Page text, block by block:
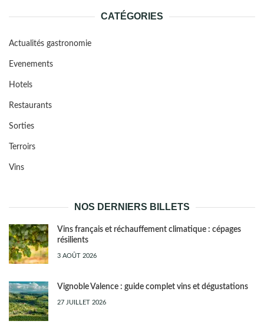
CATÉGORIES
Actualités gastronomie
Evenements
Hotels
Restaurants
Sorties
Terroirs
Vins
NOS DERNIERS BILLETS
Vins français et réchauffement climatique : cépages
résilients
3 AOÛT 2026
Vignoble Valence : guide complet vins et dégustations
27 JUILLET 2026